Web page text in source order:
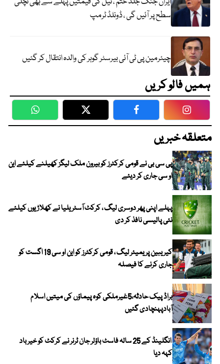
سطح پر آئیں گی ، ڈونلڈ ٹرمپ
چیئرمین پی ٹی آئی بیرسٹر گوہر کی والدہ انتقال کر گئیں
ہمیں فالو کریں
WhatsApp Twitter Facebook
متعلقہ خبریں
پی سی بی نے قومی کرکٹرز کو بیرون ملک لیگز کھیلنے کیلئے این
او سی جاری کر دیئے
پہلے اپنی پھر دوسری لیگ ، کرکٹ آسٹریلیا نے کھلاڑیوں کیلئے
نئی پالیسی نافذ کر دی
کیریبین پریمیئر لیگ ، قومی کرکٹرز کو این او سی 19 اگست کو
جاری کرنے کا فیصلہ
براڈ پیک حادثہ،5غیرملکی کوہ پیماؤں کی میتیں اسلام
آبادپہنچادی گئیں
انگلینڈ کے 25 سالہ فاسٹ باؤلر جان ٹرنر نے کرکٹ کو خیر باد
کہہ دیا